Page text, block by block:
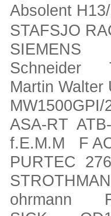
Absolent
STAFSJO
SIEMENS
Schneider
Martin
MW1500GPI/
ASA-RT
f.E.M.M F
PURTEC
ohrmann